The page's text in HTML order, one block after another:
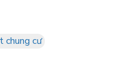
chung cư